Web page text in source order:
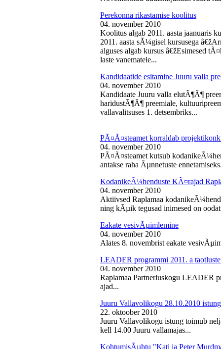
Perekonna rikastamise koolitus
04. november 2010
Koolitus algab 2011. aasta jaanuaris
2011. aasta sÃ¼gisel kursusega
alguses algab kursus â€žEsimesed
laste vanematele...
Kandidaatide esitamine Juuru valla
04. november 2010
Kandidaate Juuru valla elutÃ¶Ã¶
haridustÃ¶Ã¶ preemiale,
vallavalitsuses 1. detsembriks...
PÃ¤Ã¤steamet korraldab
04. november 2010
PÃ¤Ã¤steamet kutsub
antakse raha Ãµnnetuste
KodanikeÃ¼henduste KÃ¤rajad
04. november 2010
Aktiivsed Raplamaa
ning kÃµik tegusad inimesed on
Eakate vesivÃµimlemine
04. november 2010
Alates 8. novembrist eakate
LEADER programmi 2011. a
04. november 2010
Raplamaa Partnerluskogu LEADER
ajad...
Juuru Vallavolikogu 28.10.2010 istung
22. oktoober 2010
Juuru Vallavolikogu istung toimub
kell 14.00 Juuru vallamajas...
KohtumisÃµhtu "Kati ja Peter